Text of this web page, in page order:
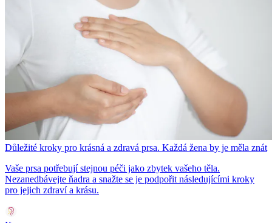
Důležité kroky pro krásná a zdravá prsa. Každá žena by je měla znát
Vaše prsa potřebují stejnou péči jako zbytek vašeho těla.
Nezanedbávejte ňadra a snažte se je podpořit následujícími kroky
pro jejich zdraví a krásu.